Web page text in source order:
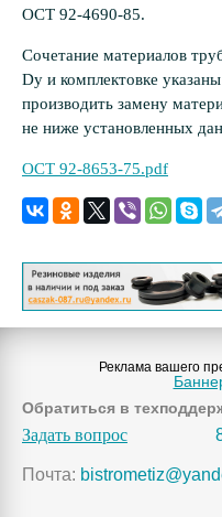
ОСТ 92-4690-85.
Сочетание материалов
Dy и комплектовке
производить замену
не ниже установленных
ОСТ 92-8653-75.pdf
Реклама вашего
Обратиться в
Задать вопрос
Почта: